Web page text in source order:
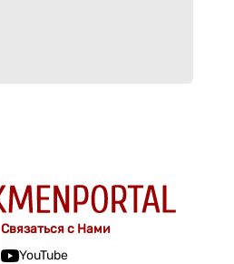
Связаться с Нами
YouTube